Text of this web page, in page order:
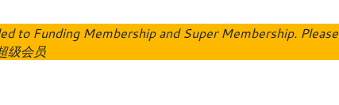
to Funding Membership and Super Membership. Please
级会员